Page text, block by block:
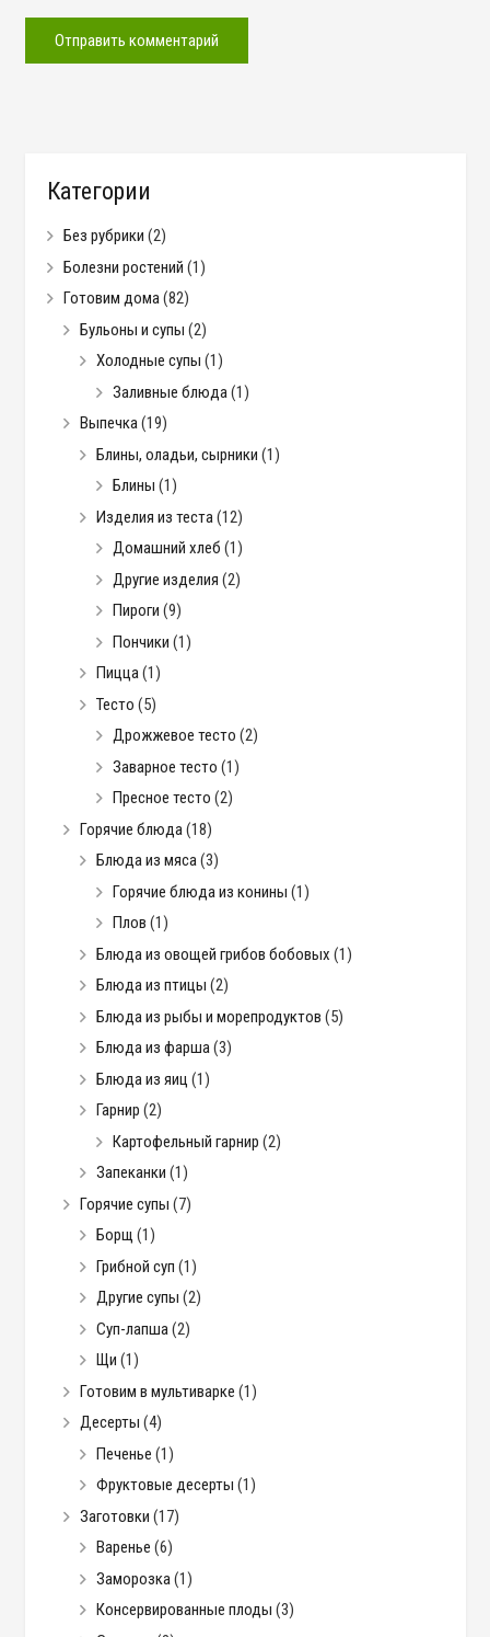
Отправить комментарий
Категории
Без рубрики (2)
Болезни ростений (1)
Готовим дома(82)
Бульоны и супы (2)
Холодные супы (1)
Заливные блюда(1)
Выпечка(19)
Блины, оладьи, сырники (1)
Блины (1)
Изделия из теста(12)
Домашний хлеб (1)
Другие изделия (2)
Пироги (9)
Пончики (1)
Пицца(1)
Тесто (5)
Дрожжевое тесто (2)
Заварное тесто (1)
Пресное тесто (2)
Горячие блюда(18)
Блюда из мяса(3)
Горячие блюда из конины (1)
Плов (1)
Блюда из овощей грибов бобовых (1)
Блюда из птицы (2)
Блюда из рыбы и морепродуктов (5)
Блюда из фарша(3)
Блюда из яиц (1)
Гарнир (2)
Картофельный гарнир (2)
Запеканки (1)
Горячие супы (7)
Борщ (1)
Грибной суп (1)
Другие супы (2)
Суп-лапша(2)
Щи (1)
Готовим в мультиварке (1)
Десерты (4)
Печенье (1)
Фруктовые десерты (1)
Заготовки (17)
Варенье (6)
Заморозка(1)
Консервированные плоды (3)